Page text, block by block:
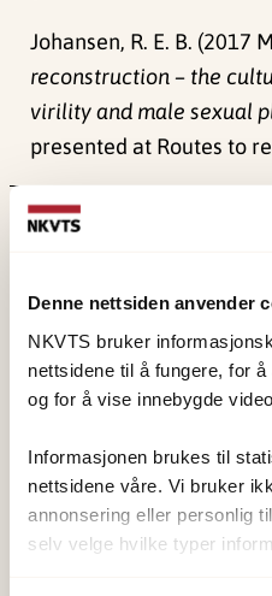
Denne nettsiden anvender
NKVTS bruker
nettsidene til å fungere, for
og for å vise innebygde
Informasjonen brukes til
nettsidene våre. Vi bruker
annonsering eller personlig
selv velge hvilke typer
Johansen, R. E. B. (2017
reconstruction – the
virility and male sexual
presented at Routes to
Publisert:
om vold og traumatisk
til å forebygge og
sosiale konsekvensene